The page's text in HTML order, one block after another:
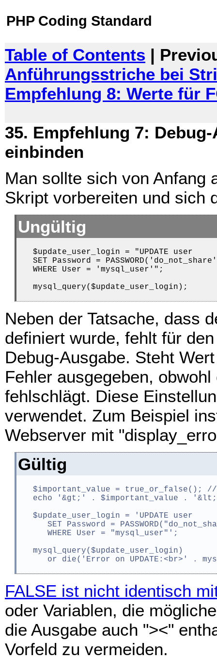
PHP Coding Standard
Table of Contents |
Anführungsstriche bei
Empfehlung 8: Werte für
35. Empfehlung 7:
einbinden
Man sollte sich von Anfang
Skript vorbereiten und sich
Ungültig
   $update_user_login = "UPDATE user
SET Password =
   WHERE User = 'mysql_user'";
   mysql_query($update_user_login);
Neben der Tatsache, dass
definiert wurde, fehlt für
Debug-Ausgabe. Steht
Fehler ausgegeben,
fehlschlägt. Diese
verwendet. Zum Beispiel
Webserver mit
Gültig
$important_value = true_or_false();
echo '&gt;' . $important_value .
   $update_user_login = 'UPDATE user
SET Password =
      WHERE User = "mysql_user"';
   mysql_query($update_user_login)
or die('Error on UPDATE:<br>' .
FALSE ist nicht identisch
oder Variablen, die
die Ausgabe auch "><"
Vorfeld zu vermeiden.